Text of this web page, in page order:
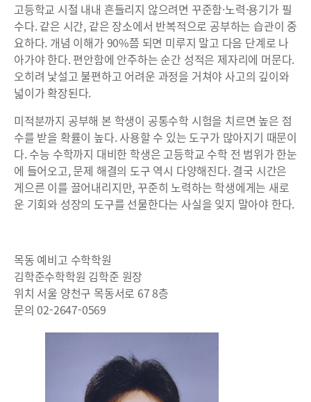
고등학교 시절 내내 흔들리지 않으려면 꾸준함·노력·용기가 필
수다. 같은 시간, 같은 장소에서 반복적으로 공부하는 습관이 중
요하다. 개념 이해가 90%쯤 되면 미루지 말고 다음 단계로 나
아가야 한다. 편안함에 안주하는 순간 성적은 제자리에 머문다.
오히려 낯설고 불편하고 어려운 과정을 거쳐야 사고의 깊이와
넓이가 확장된다.
미적분까지 공부해 본 학생이 공통수학 시험을 치르면 높은 점
수를 받을 확률이 높다. 사용할 수 있는 도구가 많아지기 때문이
다. 수능 수학까지 대비한 학생은 고등학교 수학 전 범위가 한눈
에 들어오고, 문제 해결의 도구 역시 다양해진다. 결국 시간은
게으른 이를 끌어내리지만, 꾸준히 노력하는 학생에게는 새로
운 기회와 성장의 도구를 선물한다는 사실을 잊지 말아야 한다.
목동 예비고 수학학원
김학준수학학원 김학준 원장
위치 서울 양천구 목동서로 67 8층
문의 02-2647-0569